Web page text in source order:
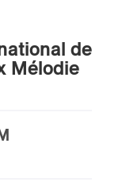
de
Mélodie